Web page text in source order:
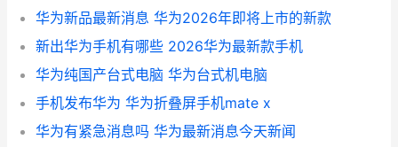
华为新品最新消息 华为2026年即将上市的新款
新出华为手机有哪些 2026华为最新款手机
华为纯国产台式电脑 华为台式机电脑
手机发布华为 华为折叠屏手机mate x
华为有紧急消息吗 华为最新消息今天新闻